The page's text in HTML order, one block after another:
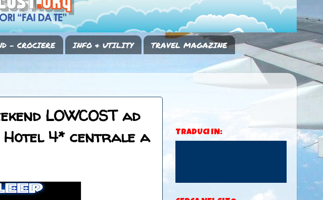
- CROCIERE INFO & UTILITY
TRAVEL MAGAZINE
LOWCOST ad
4* centrale a
TRADUCI IN: